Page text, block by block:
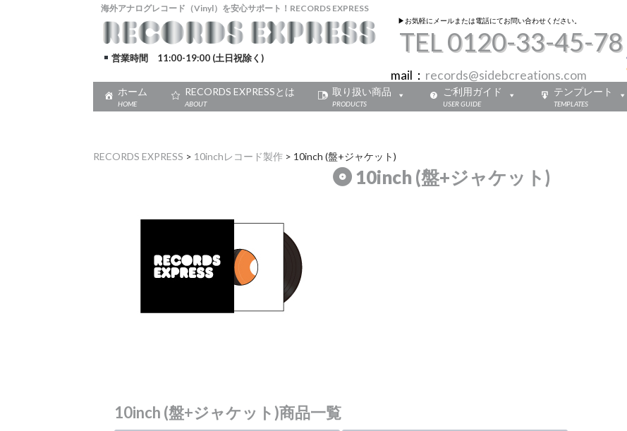
海外アナログレコード（Vinyl）を安心サポート！RECORDS EXPRESS
営業時間 11:00-19:00 (土日祝除く)
▶︎お気軽にメールまたは電話にてお問い合わせください。
TEL 0120-33-45-78
mail： records@sidebcreations.com
ホーム
HOME
RECORDS EXPRESSとは
ABOUT
取り扱い商品
PRODUCTS
ご利用ガイド
USER GUIDE
テンプレート
TEMPLATES
RECORDS EXPRESS > 10inchレコード製作 > 10inch (盤+ジャケット)
10inch (盤+ジャケット)
10inch (盤+ジャケット)商品一覧